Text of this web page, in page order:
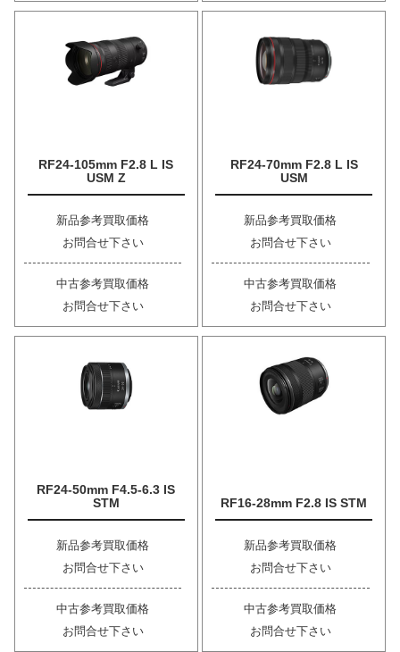
RF24-105mm F2.8 L IS
USM Z
新品参考買取価格
お問合せ下さい
中古参考買取価格
お問合せ下さい
RF24-70mm F2.8 L IS
USM
新品参考買取価格
お問合せ下さい
中古参考買取価格
お問合せ下さい
RF24-50mm F4.5-6.3 IS
STM
新品参考買取価格
お問合せ下さい
中古参考買取価格
お問合せ下さい
RF16-28mm F2.8 IS STM
新品参考買取価格
お問合せ下さい
中古参考買取価格
お問合せ下さい